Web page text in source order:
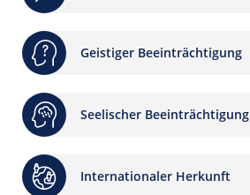
Geistiger Beeinträchtigung
Seelischer Beeinträchtigung
Internationaler Herkunft